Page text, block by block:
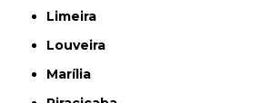
Limeira
Louveira
Marília